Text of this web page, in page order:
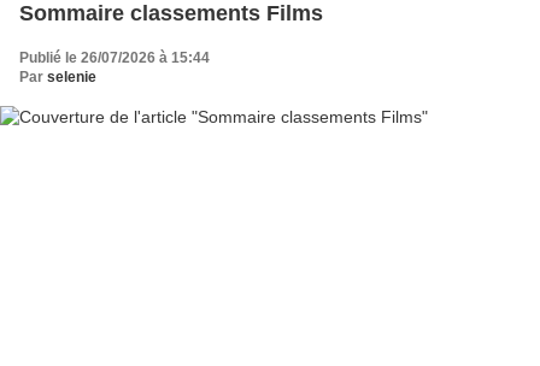
Sommaire classements Films
Publié le 26/07/2026 à 15:44
Par selenie